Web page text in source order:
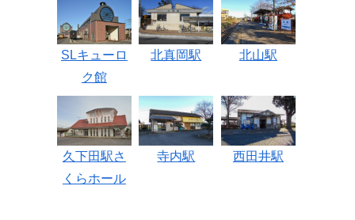
SLキューロ
ク館
北真岡駅 北山駅
久下田駅さ
くらホール
寺内駅 西田井駅